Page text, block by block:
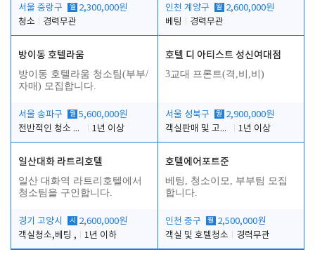
서울 중랑구 월 2,300,000원
청소
경력무관
인천 계양구 월 2,600,000원
베팅
경력무관
방이동 호텔라움
방이동 호텔라움 청소팀(부부/
자매) 모집합니다.
서울 송파구 월 5,600,000원
전반적인 청소 업무(객실청소.객실정리)
1년 이상
호텔 디 아티스트 성신여대점
3교대 프론트(격,비,비)
서울 성북구 월 2,900,000원
객실판매 및 고객응대
1년 이상
일산대화 라트리호텔
일산 대화역 라트리호텔에서
청소팀을 구인합니다.
경기 고양시 시
2,600,000원
객실청소,베팅 ,
1년 이하
호텔에어포트준
베팅, 청소이모, 부부팀 모집
합니다.
인천 중구 월 2,500,000원
객실 및 호텔청소
경력무관